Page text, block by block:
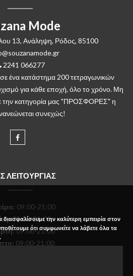
Mode
13, Ανάληψη, Ρόδος, 85100
2241 066277
ένα κατάστημα 200 τετραγωνικών
για κάθε εποχή, όλο το χρόνο. Μη
την κατηγορία μας "ΠΡΟΣΦΟΡΕΣ" η
συνεχώς!
ΛΕΙΤΟΥΡΓΙΑΣ
: 09:00-21:00
09:00-21:00
09:00-21:00
09:00-21:00
την καλύτερη εμπειρία στον
ότι συμφωνείτε να λάβετε όλα τα